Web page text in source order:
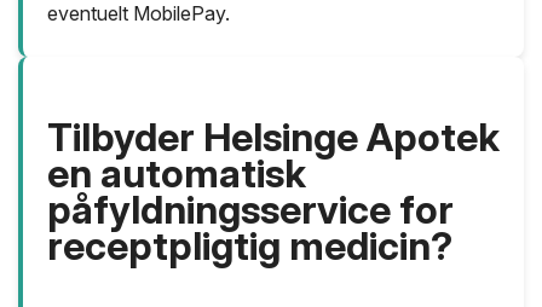
eventuelt MobilePay.
Tilbyder Helsinge Apotek
en automatisk
påfyldningsservice for
receptpligtig medicin?